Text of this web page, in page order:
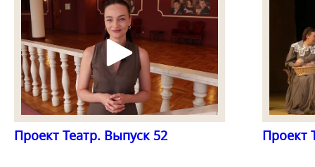
Проект Театр. Выпуск 52 Проект